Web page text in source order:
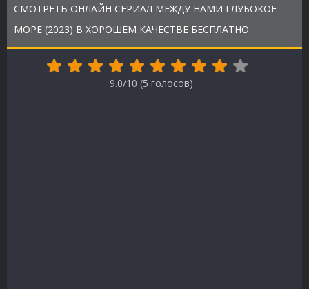
СМОТРЕТЬ ОНЛАЙН СЕРИАЛ МЕЖДУ НАМИ ГЛУБОКОЕ
МОРЕ (2023) В ХОРОШЕМ КАЧЕСТВЕ БЕСПЛАТНО
9.0/10 (5 голосов)